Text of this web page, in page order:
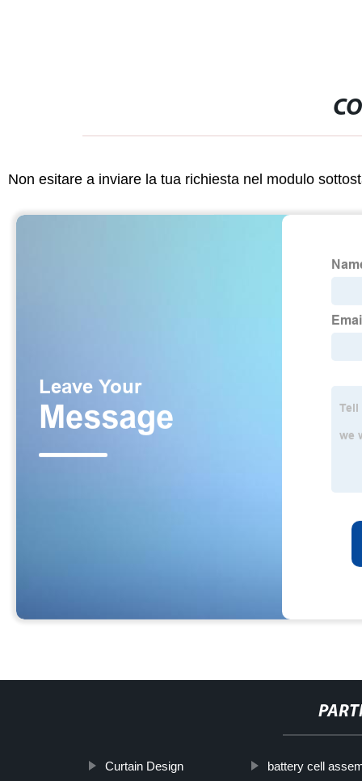
Non esitare a inviare la tua richiesta nel modulo
Curtain Design battery cell